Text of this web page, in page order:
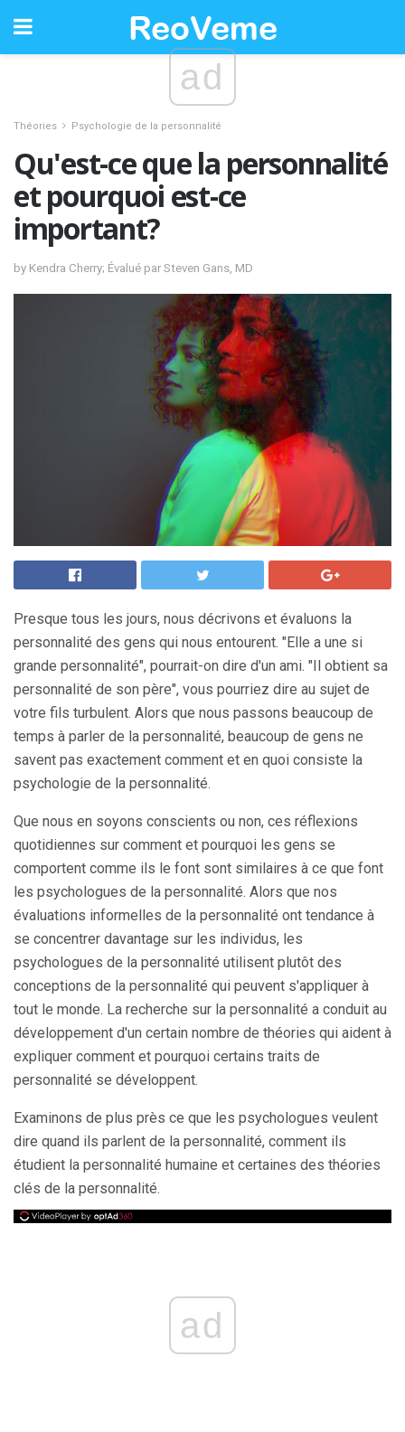
ad
Théories Psychologie de la personnalité
Qu'est-ce que la personnalité
et pourquoi est-ce
important?
by Kendra Cherry; Évalué par Steven Gans, MD
Presque tous les jours, nous décrivons et évaluons la
personnalité des gens qui nous entourent. "Elle a une si
grande personnalité", pourrait-on dire d'un ami. "Il obtient sa
personnalité de son père", vous pourriez dire au sujet de
votre fils turbulent. Alors que nous passons beaucoup de
temps à parler de la personnalité, beaucoup de gens ne
savent pas exactement comment et en quoi consiste la
psychologie de la personnalité.
Que nous en soyons conscients ou non, ces réflexions
quotidiennes sur comment et pourquoi les gens se
comportent comme ils le font sont similaires à ce que font
les psychologues de la personnalité. Alors que nos
évaluations informelles de la personnalité ont tendance à
se concentrer davantage sur les individus, les
psychologues de la personnalité utilisent plutôt des
conceptions de la personnalité qui peuvent s'appliquer à
tout le monde. La recherche sur la personnalité a conduit au
développement d'un certain nombre de théories qui aident à
expliquer comment et pourquoi certains traits de
personnalité se développent.
Examinons de plus près ce que les psychologues veulent
dire quand ils parlent de la personnalité, comment ils
étudient la personnalité humaine et certaines des théories
clés de la personnalité.
ad